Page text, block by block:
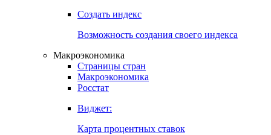
Создать индекс
Возможность создания своего индекса
Макроэкономика
Страницы стран
Макроэкономика
Росстат
Виджет:
Карта процентных ставок